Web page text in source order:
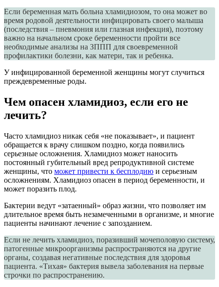
Если беременная мать больна хламидиозом, то она может во
время родовой деятельности инфицировать своего малыша
(последствия – пневмония или глазная инфекция), поэтому
важно на начальном сроке беременности пройти все
необходимые анализы на ЗППП для своевременной
профилактики болезни, как матери, так и ребенка.
У инфицированной беременной женщины могут случиться
преждевременные роды.
Чем опасен хламидиоз, если его не
лечить?
Часто хламидиоз никак себя «не показывает», и пациент
обращается к врачу слишком поздно, когда появились
серьезные осложнения. Хламидиоз может наносить
постоянный губительный вред репродуктивной системе
женщины, что может привести к бесплодию и серьезным
осложнениям. Хламидиоз опасен в период беременности, и
может поразить плод.
Бактерии ведут «затаенный» образ жизни, что позволяет им
длительное время быть незамеченными в организме, и многие
пациенты начинают лечение с запозданием.
Если не лечить хламидиоз, поразивший мочеполовую систему,
патогенные микроорганизмы распространяются на другие
органы, создавая негативные последствия для здоровья
пациента. «Тихая» бактерия вывела заболевания на первые
строчки по распространению.